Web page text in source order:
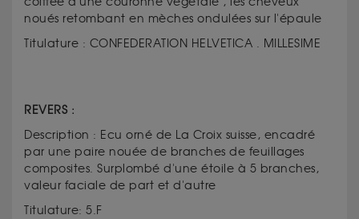
noués retombant en mèches ondulées sur l'épaule
Titulature : CONFEDERATION HELVETICA . MILLESIME
REVERS :
Description : Ecu orné de La Croix suisse, encadré
par une paire nouée de branches de feuillages
composites. Surplombé d'une étoile à 5 branches,
valeur faciale de part et d'autre
Titulature: 5.F